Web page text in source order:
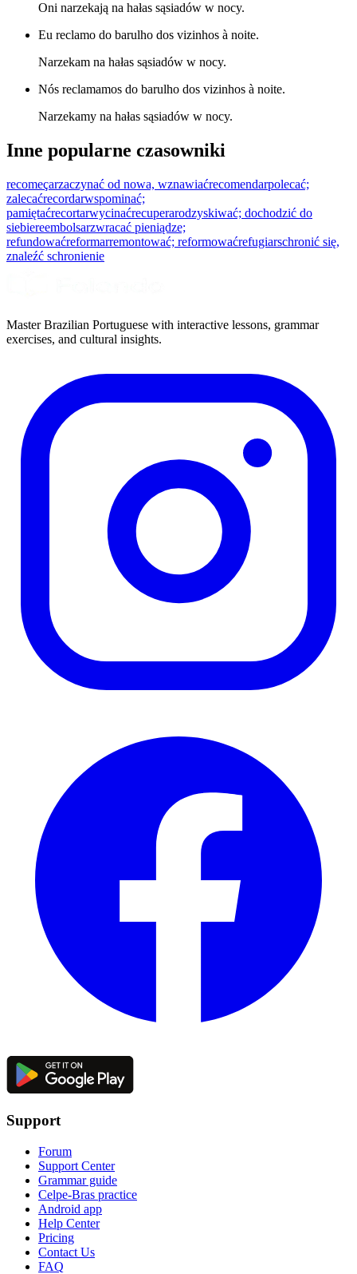
Oni narzekają na hałas sąsiadów w nocy.
Eu reclamo do barulho dos vizinhos à noite.
Narzekam na hałas sąsiadów w nocy.
Nós reclamamos do barulho dos vizinhos à noite.
Narzekamy na hałas sąsiadów w nocy.
Inne popularne czasowniki
recomeçarzaczynać od nowa, wznawiaćrecomendarpolecać;
zalecaćrecordarwspominać;
pamiętaćrecortarwycinaćrecuperarodzyskiwać; dochodzić do
siebiereembolsarzwracać pieniądze;
refundowaćreformarremontować; reformowaćrefugiarschronić się,
znaleźć schronienie
Master Brazilian Portuguese with interactive lessons, grammar
exercises, and cultural insights.
Support
Forum
Support Center
Grammar guide
Celpe-Bras practice
Android app
Help Center
Pricing
Contact Us
FAQ